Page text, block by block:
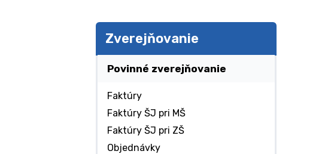
Zverejňovanie
Povinné zverejňovanie
Faktúry
Faktúry ŠJ pri MŠ
Faktúry ŠJ pri ZŠ
Objednávky